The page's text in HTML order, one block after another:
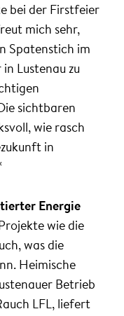
bei der Firstfeier
mich sehr,
Spatenstich im
Lustenau zu
sichtbaren
wie rasch
in
Energie
wie die
was die
Heimische
Betrieb
LFL, liefert